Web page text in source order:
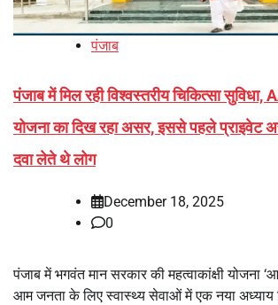
पंजाब
पंजाब में मिल रही विश्वस्तरीय चिकित्सा सुविधा,
योजना का दिख रहा असर, इससे पहले प्राइवेट
दवा लेते थे लोग
December 18, 2025
0
पंजाब में भगवंत मान सरकार की महत्वाकांक्षी योजना
आम जनता के लिए स्वास्थ्य सेवाओं में एक नया अध्याय